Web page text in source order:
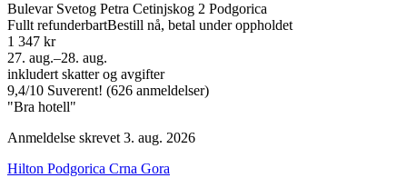
Bulevar Svetog Petra Cetinjskog 2 Podgorica
Fullt refunderbartBestill nå, betal under oppholdet
1 347 kr
27. aug.–28. aug.
inkludert skatter og avgifter
9,4/10 Suverent! (626 anmeldelser)
"Bra hotell"
Anmeldelse skrevet 3. aug. 2026
Hilton Podgorica Crna Gora